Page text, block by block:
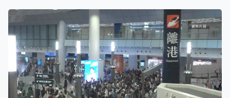
王。 「嘉應高昇」是上季馬王，今季八戰全勝，跨季連勝
紀錄延續至二十場。「浪漫勇士」就於前季贏過這項最高
榮譽，接受左前球節手術後今季強勢復出，在香港盃及女
皇盃均第四度奪冠，更橫掃今季三冠大賽，成為歷來第3匹
「三冠王」。